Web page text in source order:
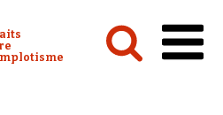
Watch :